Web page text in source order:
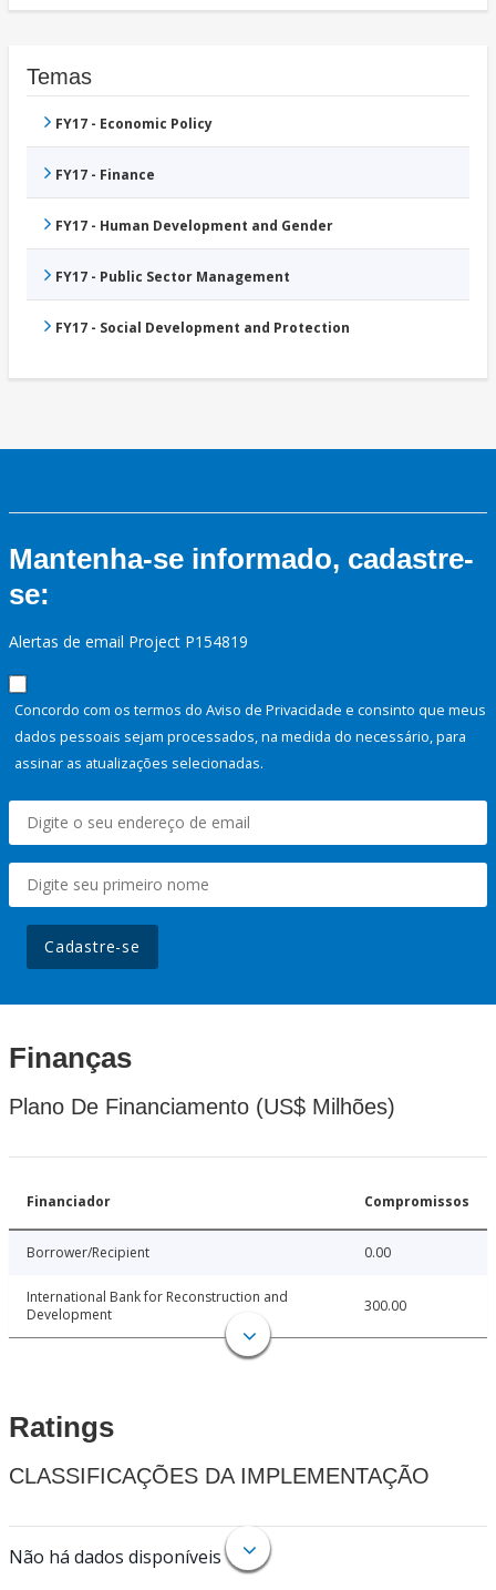
Temas
FY17 - Economic Policy
FY17 - Finance
FY17 - Human Development and Gender
FY17 - Public Sector Management
FY17 - Social Development and Protection
Mantenha-se informado, cadastre-
se:
Alertas de email Project P154819
Concordo com os termos do Aviso de Privacidade e consinto que meus
dados pessoais sejam processados, na medida do necessário, para
assinar as atualizações selecionadas.
Cadastre-se
Finanças
Plano De Financiamento (US$ Milhões)
Financiador Compromissos
Borrower/Recipient 0.00
International Bank for Reconstruction and
Development
300.00
Ratings
CLASSIFICAÇÕES DA IMPLEMENTAÇÃO
Não há dados disponíveis